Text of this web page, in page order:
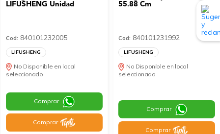
LIFUSHENG Unidad
Cod: 840101232005
LIFUSHENG
No Disponible en local
seleccionado
Comprar
Comprar
55.88 Cm
Cod: 840101231992
LIFUSHENG
No Disponible en local
seleccionado
Comprar
Comprar